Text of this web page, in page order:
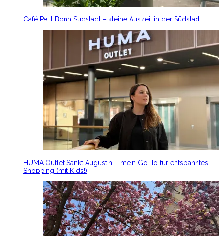
Café Petit Bonn Südstadt – kleine Auszeit in der Südstadt
HUMA Outlet Sankt Augustin – mein Go-To für entspanntes
Shopping (mit Kids!)